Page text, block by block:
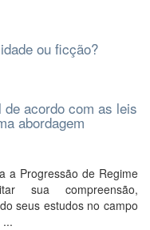
ou ficção?
acordo com as leis
abordagem
a Progressão de Regime
sua compreensão,
seus estudos no campo